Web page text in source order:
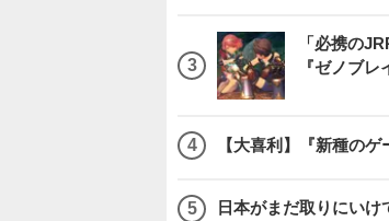
「必携の
『ゼノブ
【大喜利】『新種の
日本がまだ取りにい